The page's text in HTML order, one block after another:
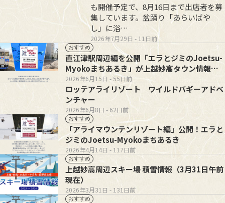
2026年7月29日 - 11日前
も開催予定で、8月16日まで出店者を募
集しています。盆踊り「あらいばや
し」に浴…
おすすめ
2026年6月15日 - 55日前
直江津駅周辺編を公開「エラとジミのJoetsu-
Myokoまちあるき」が上越妙高タウン情報
に！
2026年6月8日 - 62日前
ロッテアライリゾート ワイルドバギーアドベ
ンチャー
おすすめ
2026年4月14日 - 117日前
「アライマウンテンリゾート編」公開！エラと
ジミのJoetsu-Myokoまちあるき
おすすめ
2026年3月31日 - 131日前
上越妙高周辺スキー場 積雪情報（3月31日午前
現在）
おすすめ